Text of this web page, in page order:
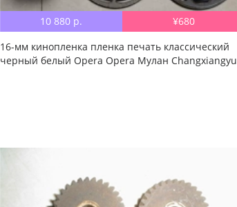
10 880 р.
¥680
16-мм кинопленка пленка печать классический
черный белый Opera Opera Мулан Changxiangyu